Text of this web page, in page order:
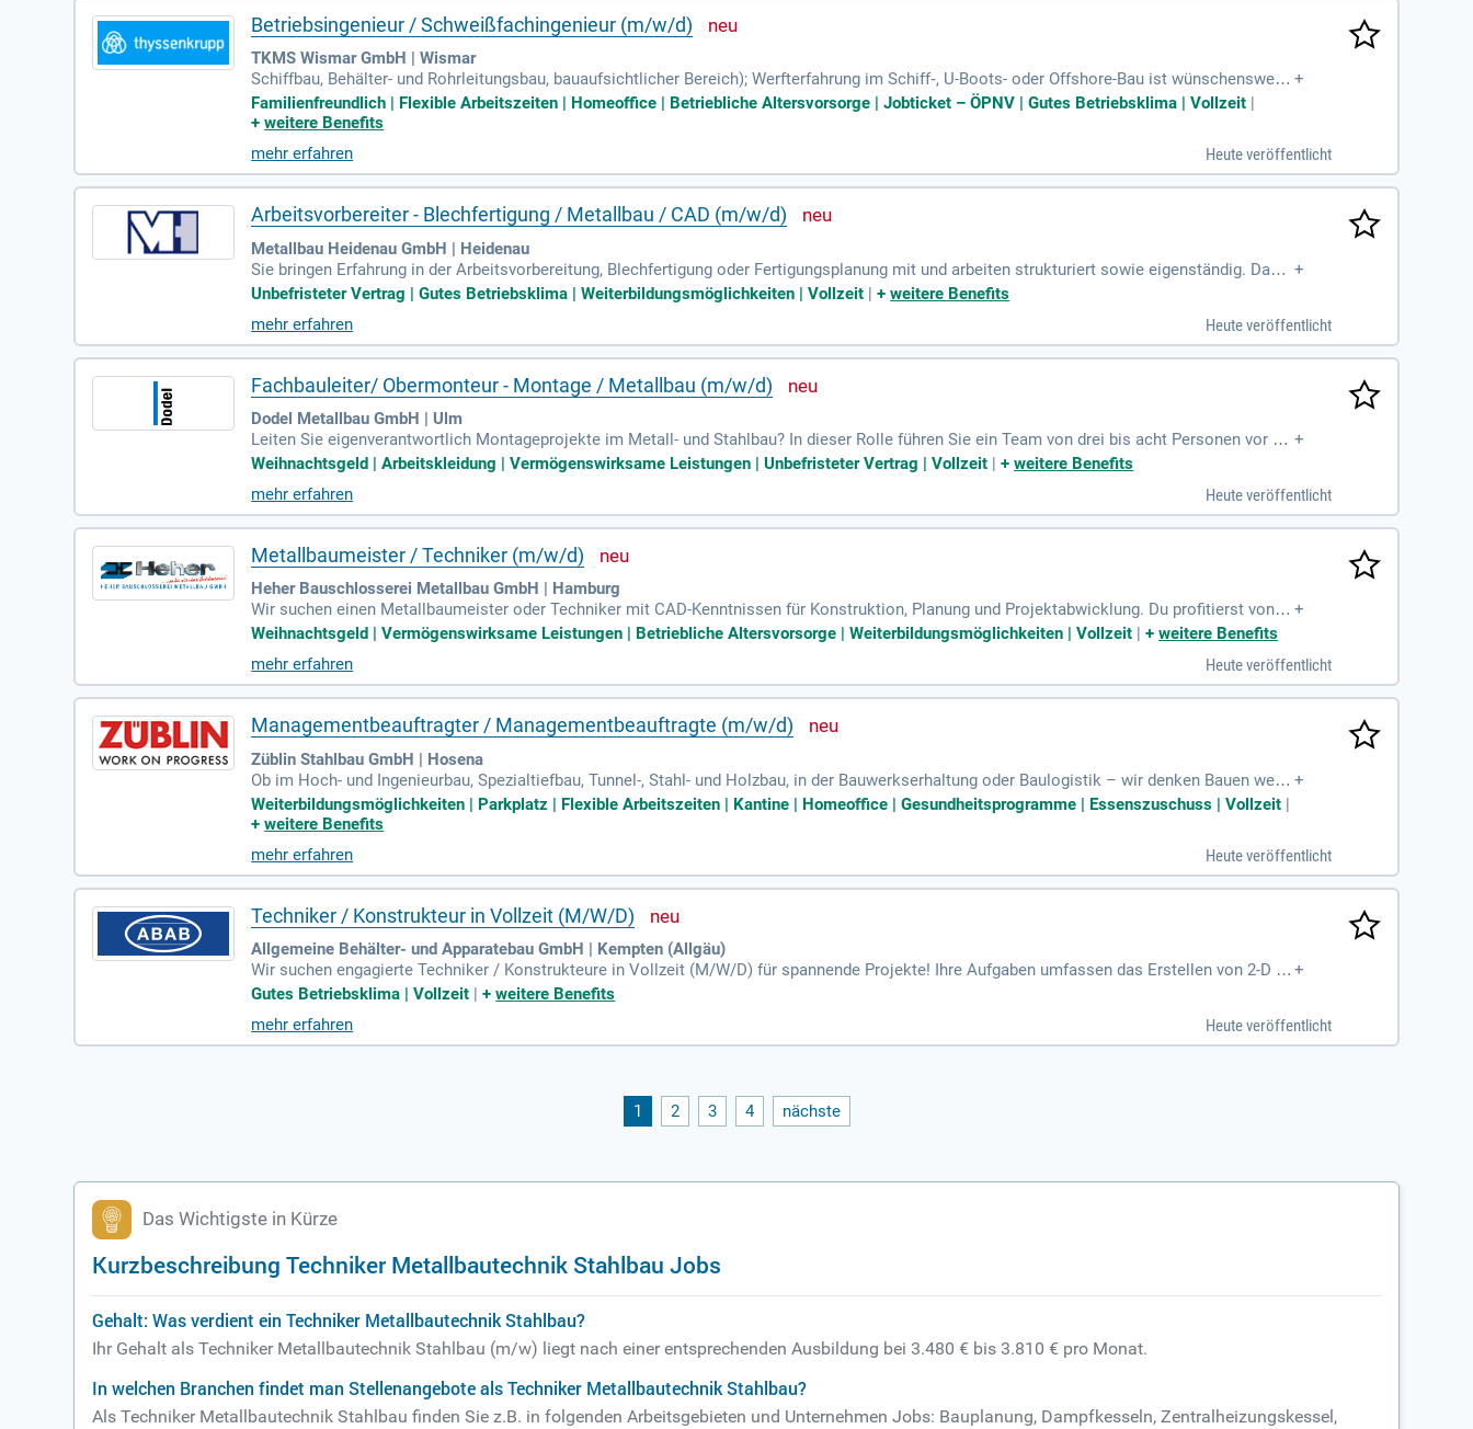
Betriebsingenieur / Schweißfachingenieur (m/w/d)
TKMS Wismar GmbH | Wismar
Schiffbau, Behälter- und Rohrleitungsbau, bauaufsichtlicher Bereich); Werfterfahrung im Schiff‑, U-Boots- oder Offshore-Bau ist wünschenswert;
Ausgeprägtes Verständnis für einschlägige Normen und Regelwerke sowie deren Anwendung in der Praxis; Prozessbewusstes
+
Familienfreundlich | Flexible Arbeitszeiten | Homeoffice | Betriebliche Altersvorsorge | Jobticket – ÖPNV | Gutes Betriebsklima | Vollzeit
+weitere Benefits
mehr erfahren
Heute veröffentlicht
Arbeitsvorbereiter - Blechfertigung / Metallbau / CAD (m/w/d)
Metallbau Heidenau GmbH | Heidenau
Sie bringen Erfahrung in der Arbeitsvorbereitung, Blechfertigung oder Fertigungsplanung mit und arbeiten strukturiert sowie eigenständig. Dabei
behalten Sie auch bei mehreren Projekten den Überblick, um unsere hohen Qualitätsstandards zu sichern. Verhandlungssichere Deutschkenntn
isse erleichtern die reibungslose Kommunikation im Team und mit unseren Kunden. Wir bieten einen unbefristeten Arbeitsvertrag in einem zuk
unftssicheren Unternehmen sowie eine strukturierte Einarbeitung durch erfahrene Kollegen. Außerdem profitieren Sie von einem modernen Arb
eitsplatz mit aktueller Hard- und Software, um Ihre Projekte optimal zu realisieren. Gezielte Weiterbildungsmöglichkeiten unterstützen Ihre fach
+
Unbefristeter Vertrag | Gutes Betriebsklima | Weiterbildungsmöglichkeiten | Vollzeit |+weitere Benefits
mehr erfahren
Heute veröffentlicht
Fachbauleiter/ Obermonteur - Montage / Metallbau (m/w/d)
Dodel Metallbau GmbH | Ulm
Leiten Sie eigenverantwortlich Montageprojekte im Metall- und Stahlbau? In dieser Rolle führen Sie ein Team von drei bis acht Personen vor Or
t und koordinieren die Terminplanung und Arbeitsabläufe. Sie stellen die Verfügbarkeit von Materialien und Werkzeugen sicher und überwachen
den Fortschritt anhand von Montageplänen. Zudem sind Sie als zentrale Schnittstelle zwischen Baustelle, Produktion und Konstruktion aktiv. Ih
re Dokumentationspflicht umfasst Baustellenberichte und Aufmaße zur Sicherstellung der Qualität. Voraussetzung ist eine abgeschlossene te
chnische Ausbildung oder ein Meister-/Technikerabschluss im Metallbau oder Stahlbau.
+
Weihnachtsgeld | Arbeitskleidung | Vermögenswirksame Leistungen | Unbefristeter Vertrag | Vollzeit |+weitere Benefits
mehr erfahren
Heute veröffentlicht
Metallbaumeister / Techniker (m/w/d)
Heher Bauschlosserei Metallbau GmbH | Hamburg
Wir suchen einen Metallbaumeister oder Techniker mit CAD-Kenntnissen für Konstruktion, Planung und Projektabwicklung. Du profitierst von ei
ner intensiven Einarbeitung sowie viel Eigenverantwortung in abwechslungsreichen Projekten. Flache Hierarchien und schnelle Entscheidungs
rem Schreibtisch und mehreren Bildschirmen. Freu dich auf ein attraktives Gehalt, 30 Tage Urlaub, Urlaubs- und Weihnachtsgeld sowie Weiterbi
ldungsmöglichkeiten. Erlebe zudem regelmäßige Firmenevents und ein gemeinsames Frühstück jeden Freitag – alles geht auf uns!
+
Weihnachtsgeld | Vermögenswirksame Leistungen | Betriebliche Altersvorsorge | Weiterbildungsmöglichkeiten | Vollzeit |+weitere Benefits
mehr erfahren
Heute veröffentlicht
Managementbeauftragter / Managementbeauftragte (m/w/d)
Züblin Stahlbau GmbH | Hosena
Ob im Hoch- und Ingenieurbau, Spezialtiefbau, Tunnel-, Stahl- und Holzbau, in der Bauwerkserhaltung oder Baulogistik – wir denken Bauen weite
r, um der innovativste und nachhaltigste Bautechnologiekonzern Europas zu werden.
+
Weiterbildungsmöglichkeiten | Parkplatz | Flexible Arbeitszeiten | Kantine | Homeoffice | Gesundheitsprogramme | Essenszuschuss | Vollzeit |
+weitere Benefits
mehr erfahren
Heute veröffentlicht
Techniker / Konstrukteur in Vollzeit (M/W/D)
Allgemeine Behälter- und Apparatebau GmbH | Kempten (Allgäu)
Wir suchen engagierte Techniker / Konstrukteure in Vollzeit (M/W/D) für spannende Projekte! Ihre Aufgaben umfassen das Erstellen von 2-D Z
eichnungen mit AutoCAD, die Planung von Montagen und die Dokumentation. Sie bringen eine abgeschlossene Ausbildung oder ein Ingenieurst
ches Gehalt. Genießen Sie 30 Tage Urlaub und flexible Arbeitszeiten (40 Stunden, 4,5 Tage/Woche). Wenn Sie Interesse haben, freuen wir uns a
uf Ihre aussagekräftigen Bewerbungsunterlagen!
+
Gutes Betriebsklima | Vollzeit |+weitere Benefits
mehr erfahren
Heute veröffentlicht
1 2 3 4 nächste
Das Wichtigste in Kürze
Kurzbeschreibung Techniker Metallbautechnik Stahlbau Jobs
Gehalt: Was verdient ein Techniker Metallbautechnik Stahlbau?
Ihr Gehalt als Techniker Metallbautechnik Stahlbau (m/w) liegt nach einer entsprechenden Ausbildung bei 3.480 € bis 3.810 € pro Monat.
In welchen Branchen findet man Stellenangebote als Techniker Metallbautechnik Stahlbau?
Als Techniker Metallbautechnik Stahlbau finden Sie z.B. in folgenden Arbeitsgebieten und Unternehmen Jobs: Bauplanung, Dampfkesseln, Zentralheizungskessel,